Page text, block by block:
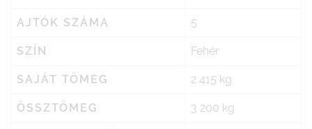
AJTÓK SZÁMA 5
SZÍN Fehér
SAJÁT TÖMEG 2 415 kg
ÖSSZTÖMEG 3 200 kg